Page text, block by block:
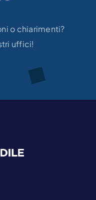
o chiarimenti?
uffici!